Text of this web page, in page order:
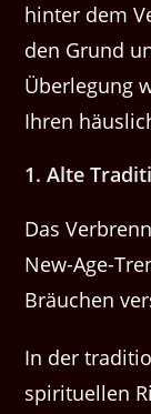
hinter dem
den Grund
Überlegung
Ihren
1. Alte
Das
New-Age-
Bräuchen
In der
spirituellen